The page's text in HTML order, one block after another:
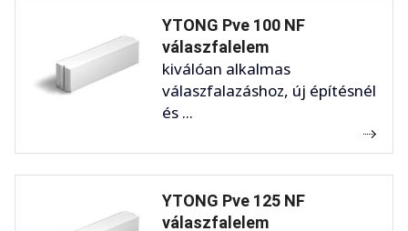
YTONG Pve 100 NF
válaszfalelem
kiválóan alkalmas
válaszfalazáshoz, új építésnél
és ...
YTONG Pve 125 NF
válaszfalelem